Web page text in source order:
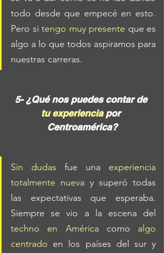
todo desde que empecé en esto.
Pero si tengo muy presente que es
algo a lo que todos aspiramos para
nuestras carreras.
5- ¿Qué nos puedes contar de
tu experiencia por
Centroamérica?
Sin dudas fue una experiencia
totalmente nueva y superó todas
las expectativas que esperaba.
Siempre se vio a la escena del
techno en América como algo
centrado en los países del sur y